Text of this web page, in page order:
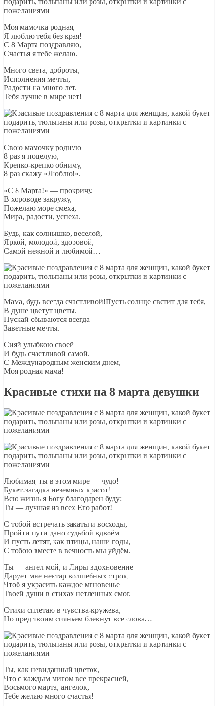
Моя мамочка родная,
Я люблю тебя без края!
С 8 Марта поздравляю,
Счастья я тебе желаю.
Много света, доброты,
Исполнения мечты,
Радости на много лет.
Тебя лучше в мире нет!
Свою мамочку родную
8 раз я поцелую,
Крепко-крепко обниму,
8 раз скажу «Люблю!».
«С 8 Марта!» — прокричу.
В хороводе закружу,
Пожелаю море смеха,
Мира, радости, успеха.
Будь, как солнышко, веселой,
Яркой, молодой, здоровой,
Самой нежной и любимой…
Мама, будь всегда счастливой!Пусть солнце светит для тебя,
В душе цветут цветы.
Пускай сбываются всегда
Заветные мечты.
Сияй улыбкою своей
И будь счастливой самой.
С Международным женским днем,
Моя родная мама!
Красивые стихи на 8 марта девушки
Любимая, ты в этом мире — чудо!
Букет-загадка неземных красот!
Всю жизнь я Богу благодарен буду:
Ты — лучшая из всех Его работ!
С тобой встречать закаты и восходы,
Пройти пути дано судьбой вдвоём…
И пусть летят, как птицы, наши годы,
С тобою вместе в вечность мы уйдём.
Ты — ангел мой, и Лиры вдохновение
Дарует мне нектар волшебных строк,
Чтоб я украсить каждое мгновенье
Твоей души в стихах нетленных смог.
Стихи сплетаю в чувства-кружева,
Но пред твоим сияньем блекнут все слова…
Ты, как невиданный цветок,
Что с каждым мигом все прекрасней,
Восьмого марта, ангелок,
Тебе желаю много счастья!